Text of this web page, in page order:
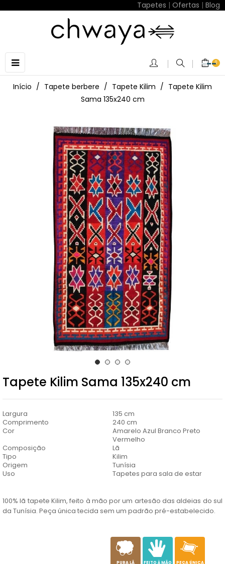
Tapetes | Ofertas | Blog
Toggle
navigation
☰ 0
Início Tapete berbere Tapete Kilim
Tapete Kilim
Sama 135x240 cm
Tapete Kilim Sama 135x240 cm
Largura
135 cm
Comprimento
240 cm
Cor
Amarelo Azul Branco Preto
Vermelho
Composição
Lã
Tipo
Kilim
Origem
Tunísia
Uso
Tapetes para sala de estar
100% lã tapete Kilim, feito à mão por um artesão das aldeias do sul
da Tunísia. Peça única tecida sem um padrão pré-estabelecido.
a
PURA LÃ
c
FEITO À MÃO
h
PEÇA ÚNICA